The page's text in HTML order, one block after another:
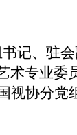
记、驻会
术专业委
视协分党